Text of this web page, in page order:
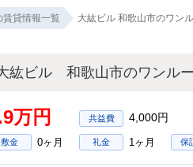
賃貸情報一覧 大紘ビル 和歌山市のワン
紘ビル 和歌山市のワンル
万円 4,000円
敷金 0ヶ月 礼金 1ヶ月 保